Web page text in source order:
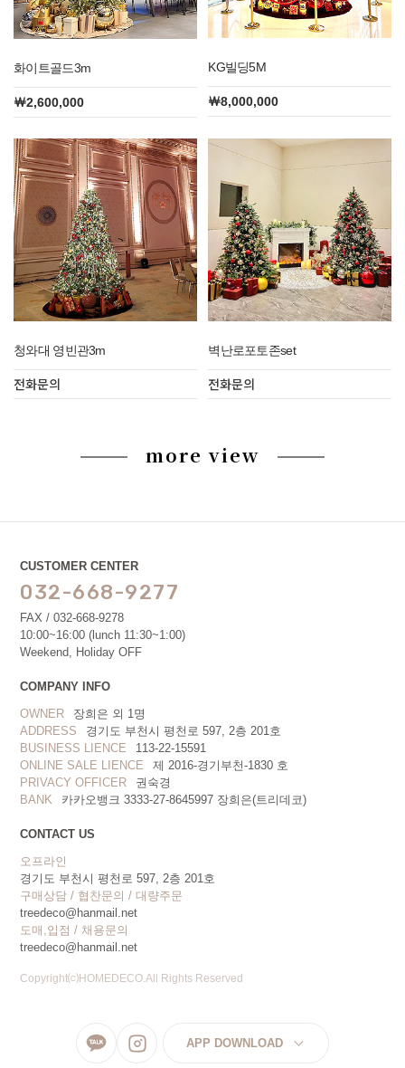
화이트골드3m
￦2,600,000
KG빌딩5M
￦8,000,000
청와대 영빈관3m
전화문의
벽난로포토존set
전화문의
more view
CUSTOMER CENTER
032-668-9277
FAX / 032-668-9278
10:00~16:00 (lunch 11:30~1:00)
Weekend, Holiday OFF
COMPANY INFO
OWNER
장희은 외 1명
ADDRESS
경기도 부천시 평천로 597, 2층 201호
BUSINESS LIENCE
113-22-15591
ONLINE SALE LIENCE
제 2016-경기부천-1830 호
PRIVACY OFFICER
권숙경
BANK
카카오뱅크 3333-27-8645997 장희은(트리데코)
CONTACT US
오프라인
경기도 부천시 평천로 597, 2층 201호
구매상담 / 협찬문의 / 대량주문
treedeco@hanmail.net
도매,입점 / 채용문의
treedeco@hanmail.net
Copyright⒞HOMEDECO.All Rights Reserved
APP DOWNLOAD